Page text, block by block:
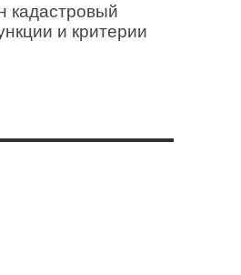
кадастровый
и критерии